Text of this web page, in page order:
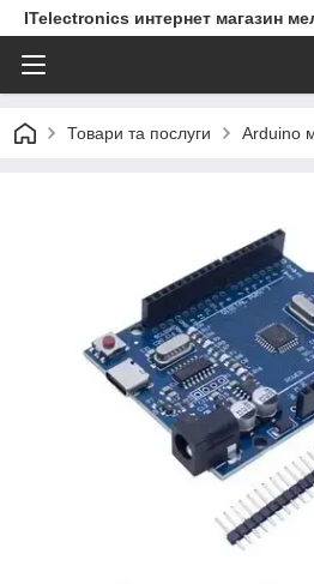
ITelectronics интернет магазин
Товари та послуги Arduino